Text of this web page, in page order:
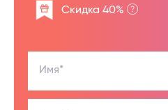
Скидка 40%
Имя*